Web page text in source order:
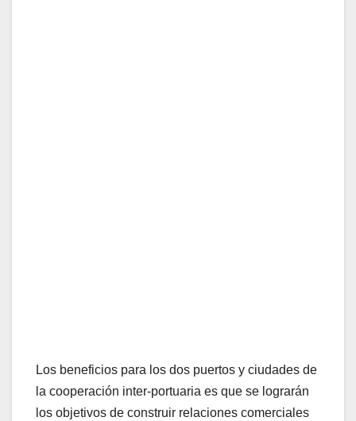
Los beneficios para los dos puertos y ciudades de
la cooperación inter-portuaria es que se lograrán
los objetivos de construir relaciones comerciales